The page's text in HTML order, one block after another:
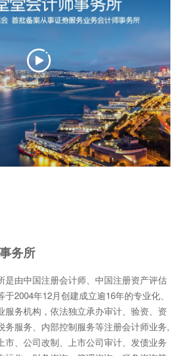
务所
是由中国注册会计师、中国注册资产评估
2004年12月创建成立逾16年的专业化、
服务机构，依法独立承办审计、验资、资
务服务、内部控制服务等注册会计师业务,
市、公司改制、上市公司审计、发债业务